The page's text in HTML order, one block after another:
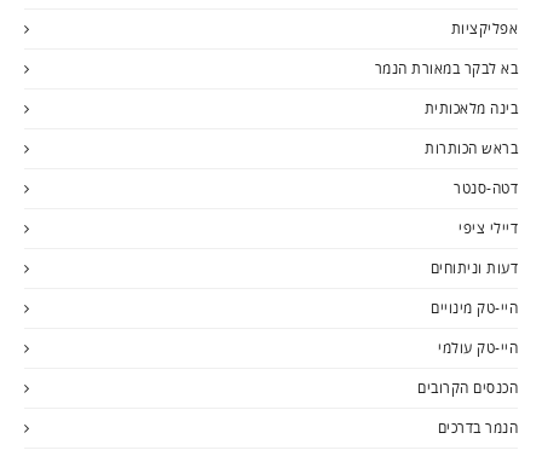
אפליקציות
בא לבקר במאורת הנמר
בינה מלאכותית
בראש הכותרות
דטה-סנטר
דיילי ציפי
דעות וניתוחים
היי-טק מינויים
היי-טק עולמי
הכנסים הקרובים
הנמר בדרכים